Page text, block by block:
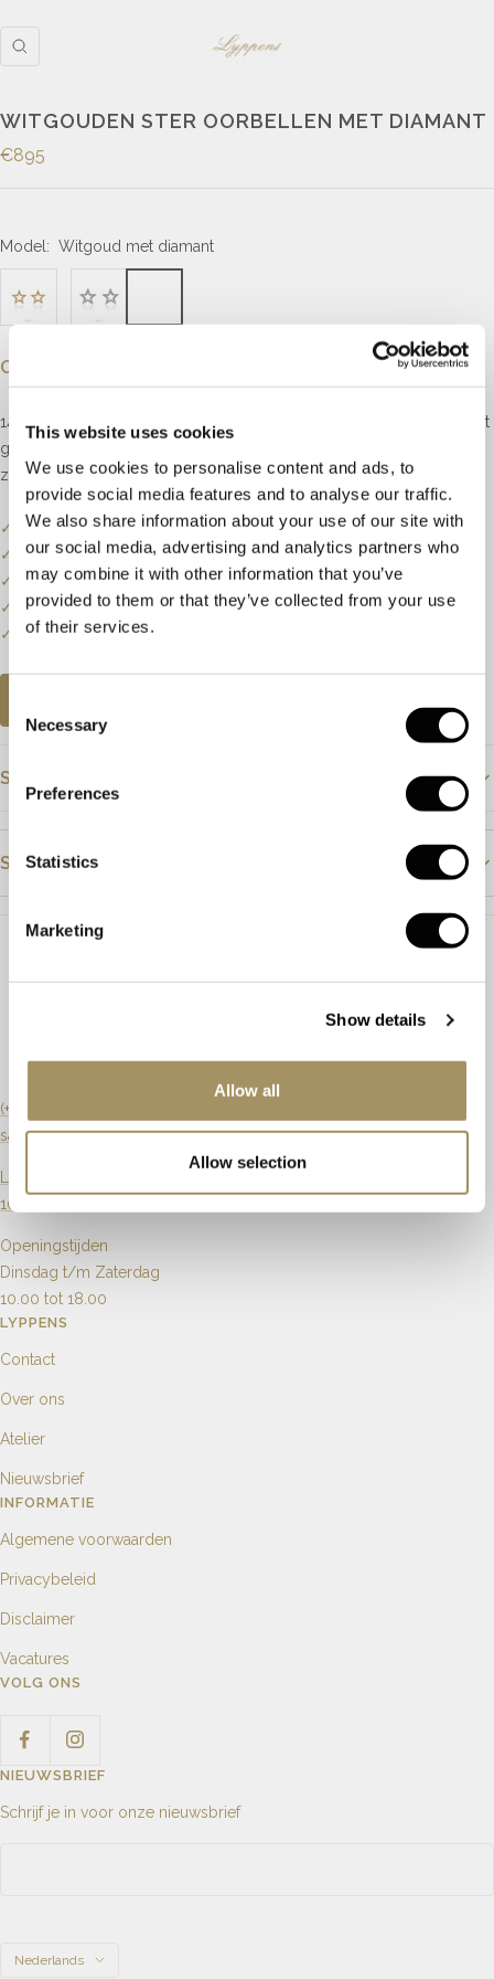
This website uses cookies
We use cookies to personalise content and ads, to
provide social media features and to analyse our traffic.
We also share information about your use of our site with
our social media, advertising and analytics partners who
may combine it with other information that you’ve
provided to them or that they’ve collected from your use
of their services.
Selection
Necessary
Preferences
Statistics
Marketing
Show details
Allow all
Allow selection
WITGOUDEN STER OORBELLEN MET DIAMANT
€895
Model: Witgoud met diamant
Omschrijving
14kt witgouden oorstekers in de vorm van een ster gezet met briljant
geslepen diamanten met een totaalgewicht van 0.17ct, kleur H,
zuiverheid VS.
✓
Onze website dient als online etalage.
✓
Bel of mail ons voor de actuele voorraadstatus.
✓
Prijzen kunnen onderhevig zijn aan veranderingen.
✓
Een klein deel van onze collectie staat online.
✓
Bezoek onze winkel voor de volledige collectie.
Specificaties
Steensoort
Steendetails
Briljant
Zuiverheid Si
(+31) 20 6270901
sales@lyppens.nl
1012 GB Amsterdam
Openingstijden
Dinsdag t/m Zaterdag
10.00 tot 18.00
LYPPENS
Contact
Over ons
Atelier
Nieuwsbrief
INFORMATIE
Algemene voorwaarden
Privacybeleid
Disclaimer
Vacatures
VOLG ONS
NIEUWSBRIEF
Schrijf je in voor onze nieuwsbrief
TaalNederlands